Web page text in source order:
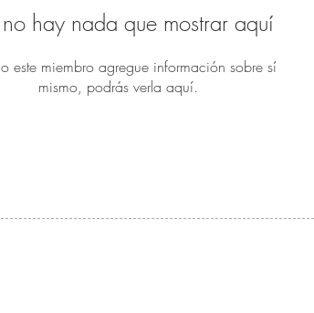
hay nada que mostrar aquí
este miembro agregue información sobre sí
mismo, podrás verla aquí.